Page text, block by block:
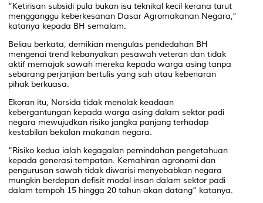
“Ketirisan subsidi pula bukan isu teknikal kecil kerana turut
mengganggu keberkesanan Dasar Agromakanan Negara,”
katanya kepada BH semalam.
Beliau berkata, demikian mengulas pendedahan BH
mengenai trend kebanyakan pesawah veteran dan tidak
aktif memajak sawah mereka kepada warga asing tanpa
sebarang perjanjian bertulis yang sah atau kebenaran
pihak berkuasa.
Ekoran itu, Norsida tidak menolak keadaan
kebergantungan kepada warga asing dalam sektor padi
negara mewujudkan risiko jangka panjang terhadap
kestabilan bekalan makanan negara.
“Risiko kedua ialah kegagalan pemindahan pengetahuan
kepada generasi tempatan. Kemahiran agronomi dan
pengurusan sawah tidak diwarisi menyebabkan negara
mungkin berdepan defisit modal insan dalam sektor padi
dalam tempoh 15 hingga 20 tahun akan datang” katanya.